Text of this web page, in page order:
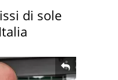
di sole